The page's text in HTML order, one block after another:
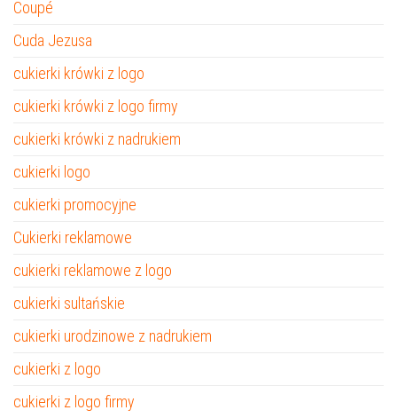
Coupé
Cuda Jezusa
cukierki krówki z logo
cukierki krówki z logo firmy
cukierki krówki z nadrukiem
cukierki logo
cukierki promocyjne
Cukierki reklamowe
cukierki reklamowe z logo
cukierki sultańskie
cukierki urodzinowe z nadrukiem
cukierki z logo
cukierki z logo firmy